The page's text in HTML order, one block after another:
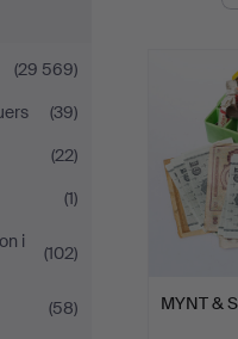
(29 569)
(39)
(22)
(1)
i
(102)
(58)
MYNT &